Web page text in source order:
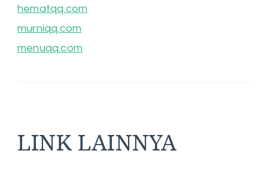
hematqq.com
murniqq.com
menuqq.com
LINK LAINNYA